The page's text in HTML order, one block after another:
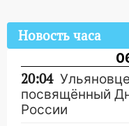
Новость часа
20:04
посвящённый
России